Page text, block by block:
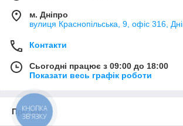
м. Дніпро
вулиця Краснопільська, 9, офіс 316,
Контакти
Сьогодні працює з 09:00 до 18:00
Показати весь графік роботи
Про нас
КНОПКА
ЗВ'ЯЗКУ